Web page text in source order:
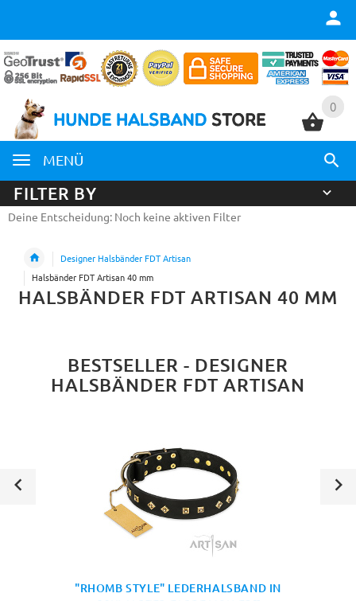
0
MENÜ
0
FILTER BY
Deine Entscheidung: Noch keine aktiven Filter
Designer Halsbänder FDT Artisan
Halsbänder FDT Artisan 40 mm
HALSBÄNDER FDT ARTISAN 40 MM
BESTSELLER - DESIGNER
HALSBÄNDER FDT ARTISAN
"RHOMB STYLE" LEDERHALSBAND IN